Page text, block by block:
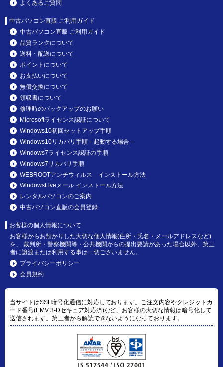
よくあるご質問
中古パソコン直販 ご利用ガイド
中古パソコン直販 ご利用ガイド
品質ランクについて
送料・配送について
ポイントについて
お支払いについて
無償交換について
領収書について
修理時のバックアップのお願い
Microsoftライセンス認証について
Windows10初回セットアップ手順
Windows10リカバリ手順－起動する場合－
Windows7ライセンス認証の手順
Windows7リカバリ手順
WEBROOTアンチウィルス インストール方法
WindowsLiveメール インストール方法
レンタルパソコンのご案内
中古パソコン直販の会員登録
お客様の個人情報について
お客様からお預かりした大切な個人情報(住所・氏名・メールアドレスなど)
を、 裁判所・警察機関等・公共機関からの提出要請があった場合以外、第三
者に譲渡または利用する事は一切ございません。
プライバシーポリシー
会員規約
当サイトはSSL暗号化通信に対応しております。ご注文内容やクレジットカ
ード番号(EMV 3-Dセキュア対応済)など、お客様の大切な情報は暗号化して
送信されます。第三者から解読できないようになっております。